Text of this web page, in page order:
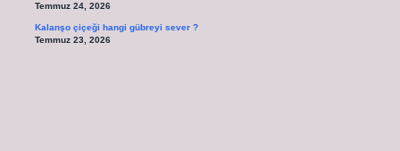
Temmuz 24, 2026
Kalanşo çiçeği hangi gübreyi sever ?
Temmuz 23, 2026